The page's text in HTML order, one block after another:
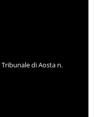
di Aosta n.